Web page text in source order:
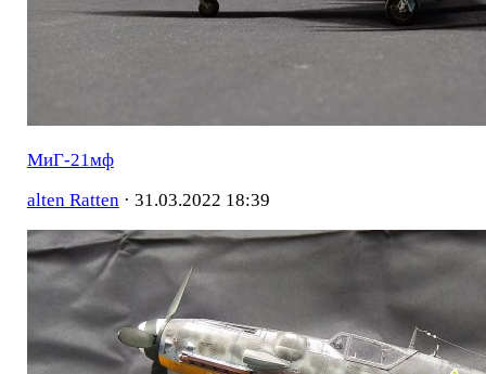
МиГ-21мф
alten Ratten · 31.03.2022 18:39